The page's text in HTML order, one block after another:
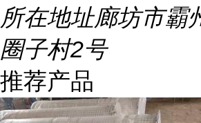
所在地址廊坊市霸
圈子村2号
推荐产品